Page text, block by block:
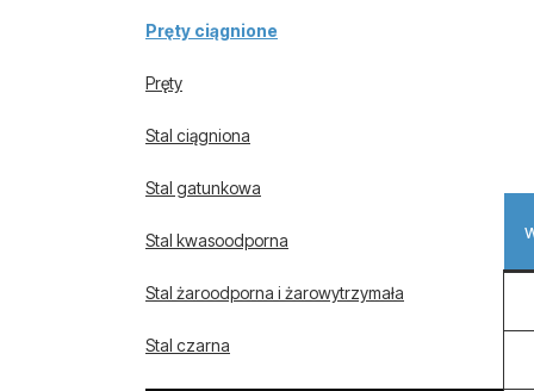
Pręty ciągnione
Pręty
Stal ciągniona
Stal gatunkowa
Stal kwasoodporna
Stal żaroodporna i żarowytrzymała
Stal czarna